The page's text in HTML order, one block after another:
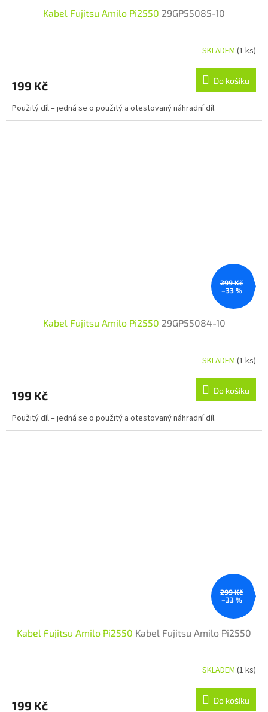
Kabel Fujitsu Amilo Pi2550 29GP55085-10
SKLADEM (1 ks)
199 Kč Do košíku
Použitý díl – jedná se o použitý a otestovaný náhradní díl.
299 Kč
–33 %
Kabel Fujitsu Amilo Pi2550 29GP55084-10
SKLADEM (1 ks)
199 Kč Do košíku
Použitý díl – jedná se o použitý a otestovaný náhradní díl.
299 Kč
–33 %
Kabel Fujitsu Amilo Pi2550 Kabel Fujitsu Amilo Pi2550
SKLADEM (1 ks)
199 Kč Do košíku